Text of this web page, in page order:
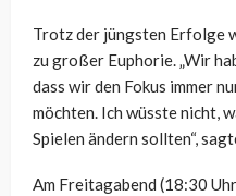
Trotz der jüngsten Erfolge
zu großer Euphorie. „Wir
dass wir den Fokus immer
möchten. Ich wüsste nicht,
Spielen ändern sollten“,
Am Freitagabend (18:30